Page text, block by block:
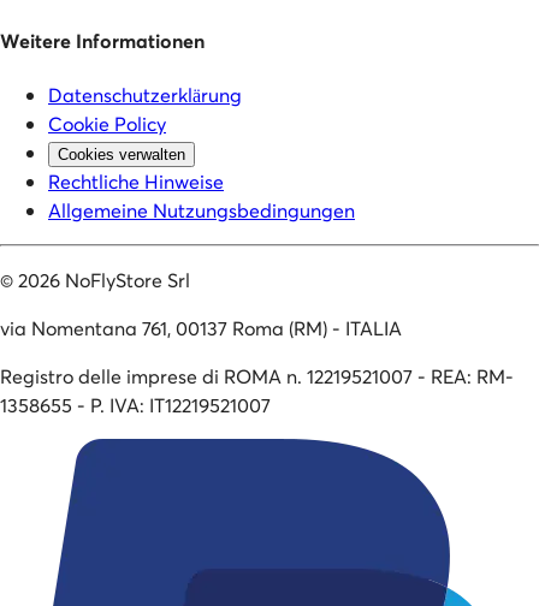
Weitere Informationen
Datenschutzerklärung
Cookie Policy
Cookies verwalten
Rechtliche Hinweise
Allgemeine Nutzungsbedingungen
©2026 NoFlyStore Srl
via Nomentana 761, 00137 Roma (RM) - ITALIA
Registro delle imprese di ROMA n. 12219521007 - REA: RM-
1358655 - P. IVA: IT12219521007